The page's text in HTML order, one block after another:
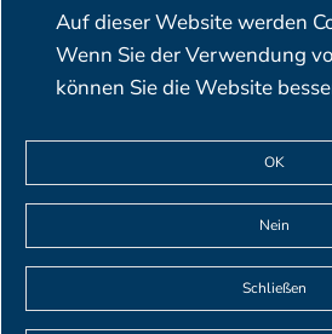
Auf dieser Website werden
Wenn Sie der Verwendung
können Sie die Website
OK
Nein
Schließen
steuerlicher und sozialrechtlicher
unterstützen.
BIRKENMAIER & OBSER
∙ Viktualienmarkt 5 ∙ 80331
T+49 (0)89 23 23 87 19-0 ∙ F +49
info@birkenmaier-